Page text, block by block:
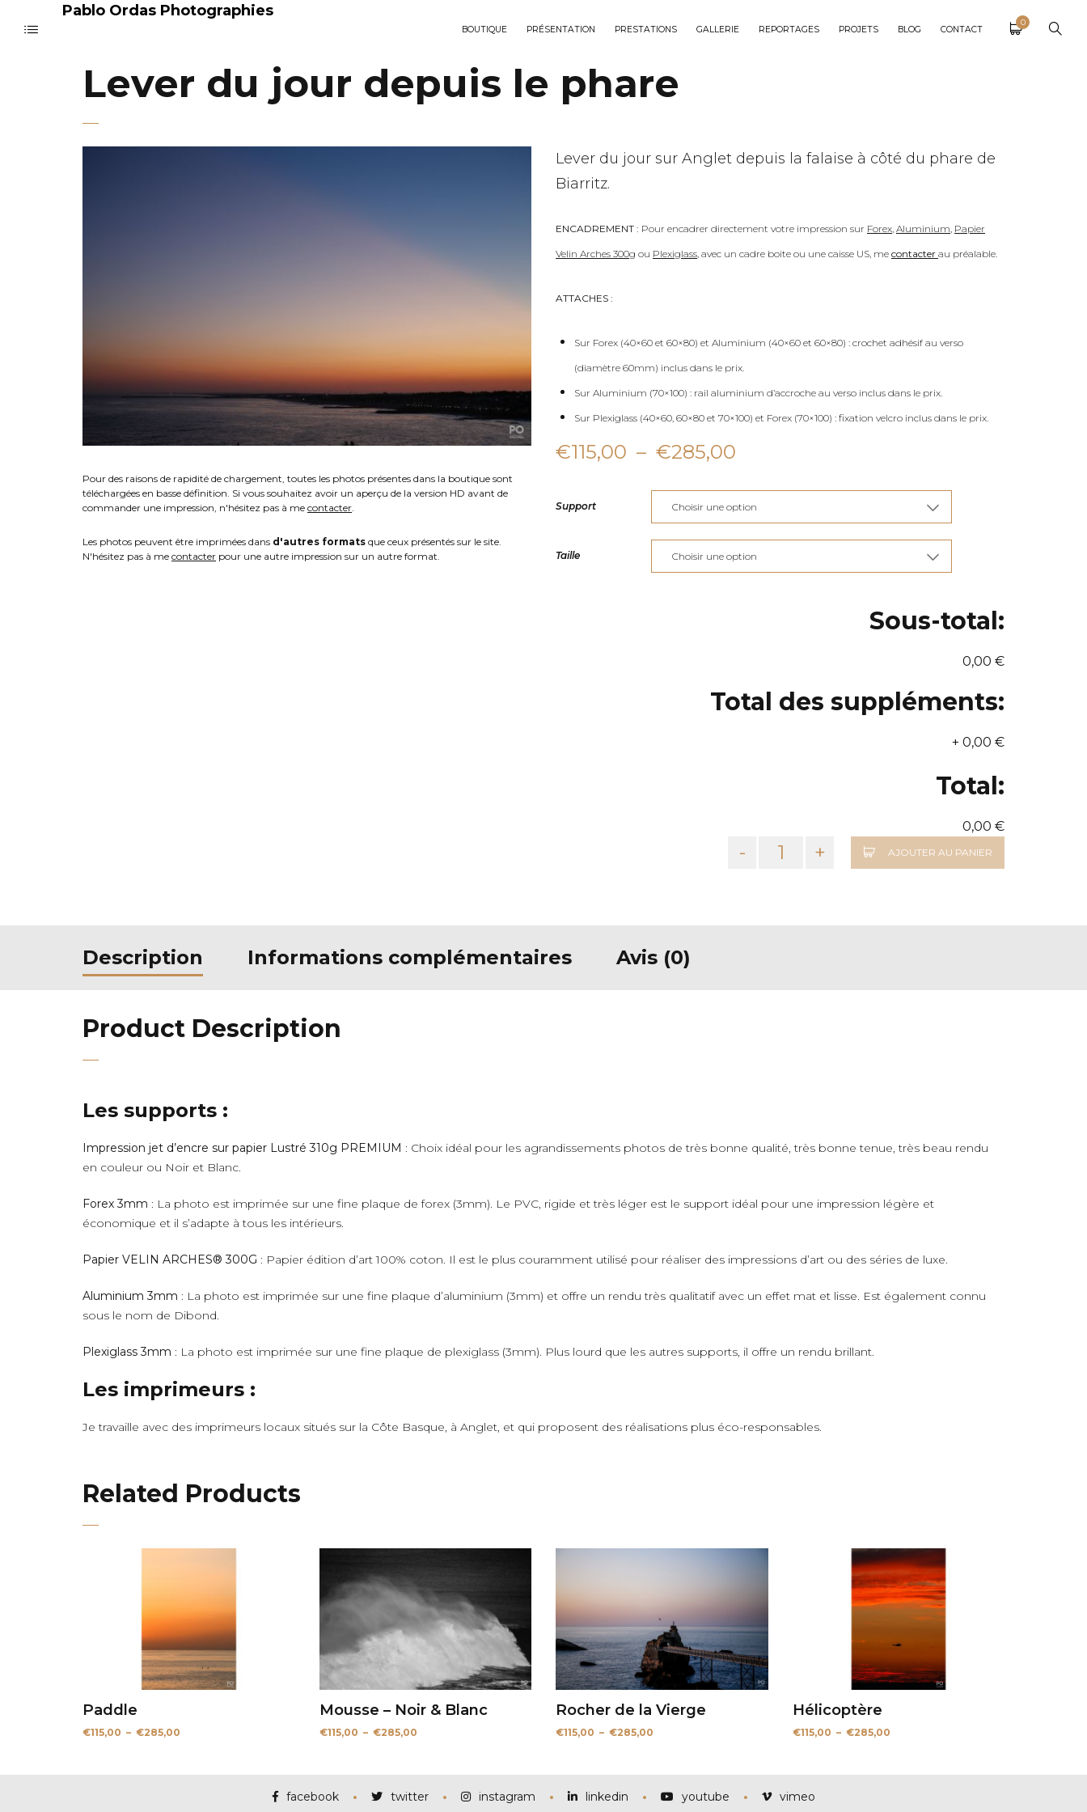
Pablo Ordas Photographies
BOUTIQUE PRÉSENTATION PRESTATIONS GALLERIE REPORTAGES PROJETS BLOG CONTACT
0
Lever du jour depuis le phare
Pour des raisons de rapidité de chargement, toutes les photos présentes dans la boutique sont
téléchargées en basse définition. Si vous souhaitez avoir un aperçu de la version HD avant de
commander une impression, n'hésitez pas à me contacter.
Les photos peuvent être imprimées dans d'autres formats que ceux présentés sur le site.
N'hésitez pas à me contacter pour une autre impression sur un autre format.
Lever du jour sur Anglet depuis la falaise à côté du phare de
Biarritz.
ENCADREMENT : Pour encadrer directement votre impression sur Forex, Aluminium, Papier
Velin Arches 300g ou Plexiglass, avec un cadre boite ou une caisse US, me contacter au préalable.
ATTACHES :
Sur Forex (40×60 et 60×80) et Aluminium (40×60 et 60×80) : crochet adhésif au verso
(diamètre 60mm) inclus dans le prix.
Sur Aluminium (70×100) : rail aluminium d’accroche au verso inclus dans le prix.
Sur Plexiglass (40×60, 60×80 et 70×100) et Forex (70×100) : fixation velcro inclus dans le prix.
€115,00 – €285,00
prix :
€115,00
à
Support
Taille
Sous-total:
0,00 €
Total des suppléments:
+ 0,00 €
Total:
0,00 €
- + AJOUTER AU PANIER
Description Informations complémentaires Avis (0)
Product Description
Les supports :
Impression jet d’encre sur papier Lustré 310g PREMIUM : Choix idéal pour les agrandissements photos de très bonne qualité, très bonne tenue, très beau rendu
en couleur ou Noir et Blanc.
Forex 3mm : La photo est imprimée sur une fine plaque de forex (3mm). Le PVC, rigide et très léger est le support idéal pour une impression légère et
économique et il s’adapte à tous les intérieurs.
Papier VELIN ARCHES® 300G : Papier édition d’art 100% coton. Il est le plus couramment utilisé pour réaliser des impressions d’art ou des séries de luxe.
Aluminium 3mm : La photo est imprimée sur une fine plaque d’aluminium (3mm) et offre un rendu très qualitatif avec un effet mat et lisse. Est également connu
sous le nom de Dibond.
Plexiglass 3mm : La photo est imprimée sur une fine plaque de plexiglass (3mm). Plus lourd que les autres supports, il offre un rendu brillant.
Les imprimeurs :
Je travaille avec des imprimeurs locaux situés sur la Côte Basque, à Anglet, et qui proposent des réalisations plus éco-responsables.
Related Products
Paddle
€115,00 – €285,00
Mousse – Noir & Blanc
€115,00 – €285,00Plage
€285,00
Rocher de la Vierge
€115,00 – €285,00
€285,00
Hélicoptère
€115,00 – €285,00Plage
facebook twitter instagram linkedin youtube vimeo